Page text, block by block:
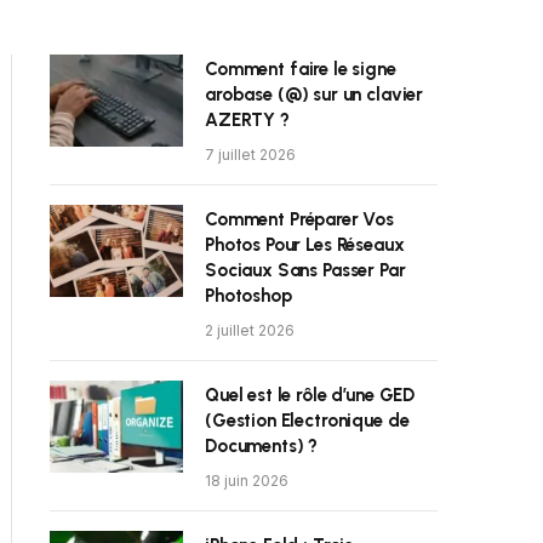
Comment faire le signe
arobase (@) sur un clavier
AZERTY ?
7 juillet 2026
Comment Préparer Vos
Photos Pour Les Réseaux
Sociaux Sans Passer Par
Photoshop
2 juillet 2026
Quel est le rôle d’une GED
(Gestion Electronique de
Documents) ?
18 juin 2026